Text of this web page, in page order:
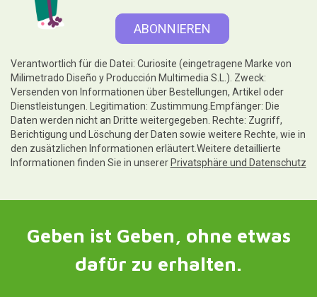
Verantwortlich für die Datei: Curiosite (eingetragene Marke von
Milimetrado Diseño y Producción Multimedia S.L.). Zweck:
Versenden von Informationen über Bestellungen, Artikel oder
Dienstleistungen. Legitimation: Zustimmung.Empfänger: Die
Daten werden nicht an Dritte weitergegeben. Rechte: Zugriff,
Berichtigung und Löschung der Daten sowie weitere Rechte, wie in
den zusätzlichen Informationen erläutert.Weitere detaillierte
Informationen finden Sie in unserer Privatsphäre und Datenschutz
Geben ist Geben, ohne etwas
dafür zu erhalten.